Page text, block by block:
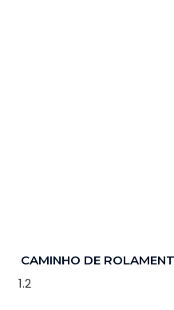
CAMINHO DE